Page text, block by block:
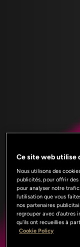
Ce site web utilise
Nous utilisons des
publicités, pour offrir
pour analyser notre
l'utilisation que vous
nos partenaires
regrouper avec d'autres
qu'ils ont recueillies à
Cookie Policy